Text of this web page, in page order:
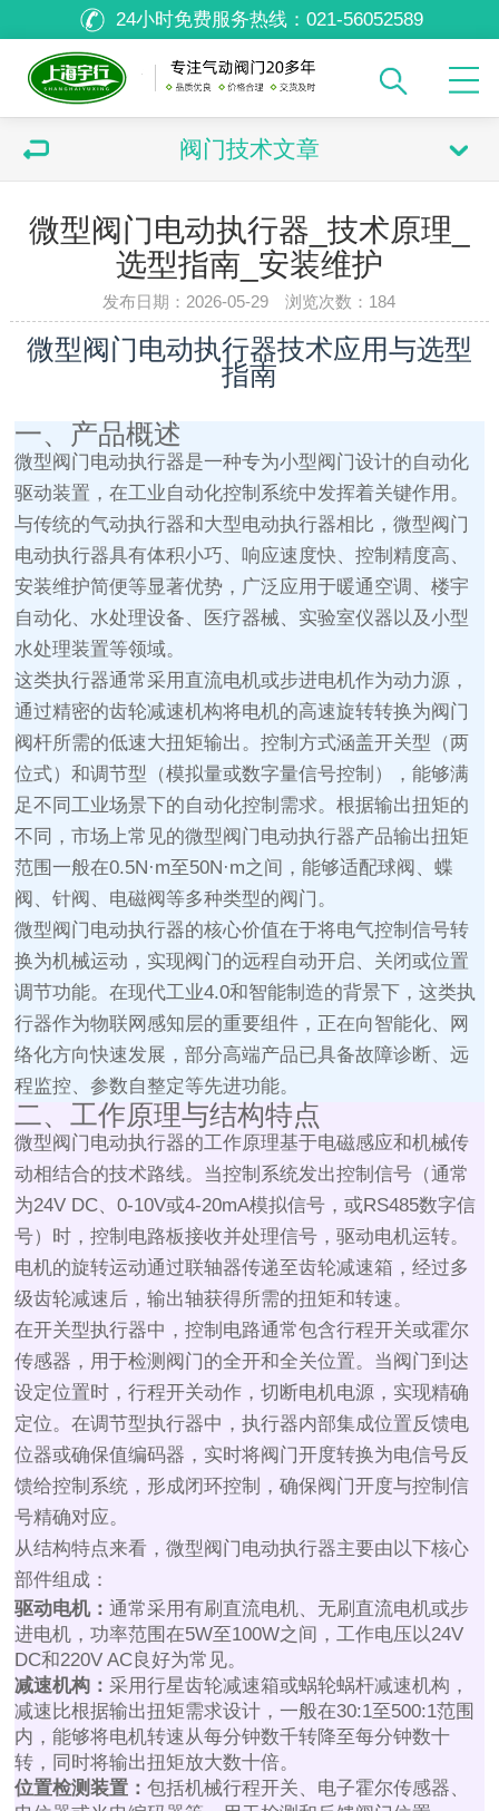
24小时免费服务热线： 021-56052589
阀门技术文章
微型阀门电动执行器_技术原理_
选型指南_安装维护
发布日期：2026-05-29 浏览次数： 184
微型阀门电动执行器技术应用与选型
指南
一、产品概述
微型阀门电动执行器是一种专为小型阀门设计的自动化
驱动装置，在工业自动化控制系统中发挥着关键作用。
与传统的气动执行器和大型电动执行器相比，微型阀门
电动执行器具有体积小巧、响应速度快、控制精度高、
安装维护简便等显著优势，广泛应用于暖通空调、楼宇
自动化、水处理设备、医疗器械、实验室仪器以及小型
水处理装置等领域。
这类执行器通常采用直流电机或步进电机作为动力源，
通过精密的齿轮减速机构将电机的高速旋转转换为阀门
阀杆所需的低速大扭矩输出。控制方式涵盖开关型（两
位式）和调节型（模拟量或数字量信号控制），能够满
足不同工业场景下的自动化控制需求。根据输出扭矩的
不同，市场上常见的微型阀门电动执行器产品输出扭矩
范围一般在0.5N·m至50N·m之间，能够适配球阀、蝶
阀、针阀、电磁阀等多种类型的阀门。
微型阀门电动执行器的核心价值在于将电气控制信号转
换为机械运动，实现阀门的远程自动开启、关闭或位置
调节功能。在现代工业4.0和智能制造的背景下，这类执
行器作为物联网感知层的重要组件，正在向智能化、网
络化方向快速发展，部分高端产品已具备故障诊断、远
程监控、参数自整定等先进功能。
二、工作原理与结构特点
微型阀门电动执行器的工作原理基于电磁感应和机械传
动相结合的技术路线。当控制系统发出控制信号（通常
为24V DC、0-10V或4-20mA模拟信号，或RS485数字信
号）时，控制电路板接收并处理信号，驱动电机运转。
电机的旋转运动通过联轴器传递至齿轮减速箱，经过多
级齿轮减速后，输出轴获得所需的扭矩和转速。
在开关型执行器中，控制电路通常包含行程开关或霍尔
传感器，用于检测阀门的全开和全关位置。当阀门到达
设定位置时，行程开关动作，切断电机电源，实现精确
定位。在调节型执行器中，执行器内部集成位置反馈电
位器或确保值编码器，实时将阀门开度转换为电信号反
馈给控制系统，形成闭环控制，确保阀门开度与控制信
号精确对应。
从结构特点来看，微型阀门电动执行器主要由以下核心
部件组成：
驱动电机：通常采用有刷直流电机、无刷直流电机或步
进电机，功率范围在5W至100W之间，工作电压以24V
DC和220V AC良好为常见。
减速机构： 采用行星齿轮减速箱或蜗轮蜗杆减速机构，
减速比根据输出扭矩需求设计，一般在30:1至500:1范围
内，能够将电机转速从每分钟数千转降至每分钟数十
转，同时将输出扭矩放大数十倍。
位置检测装置：包括机械行程开关、电子霍尔传感器、